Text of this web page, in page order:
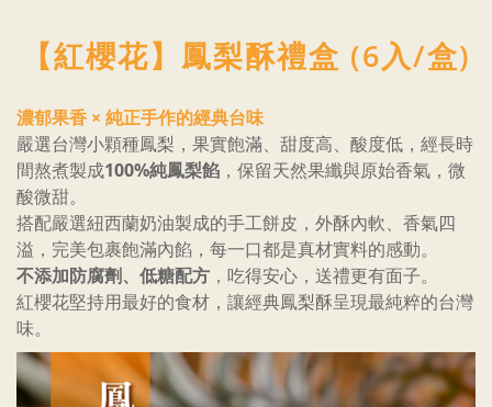
【紅櫻花】鳳梨酥禮盒 (6入/盒)
濃郁果香 × 純正手作的經典台味
嚴選台灣小顆種鳳梨，果實飽滿、甜度高、酸度低，經長時
間熬煮製成100%純鳳梨餡 ，保留天然果纖與原始香氣，微
酸微甜。
搭配嚴選紐西蘭奶油製成的手工餅皮，外酥內軟、香氣四
溢，完美包裹飽滿內餡，每一口都是真材實料的感動。
不添加防腐劑、低糖配方 ，吃得安心，送禮更有面子。
紅櫻花堅持用最好的食材，讓經典鳳梨酥呈現最純粹的台灣
味。